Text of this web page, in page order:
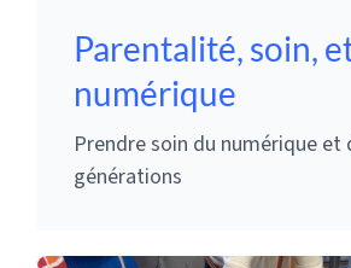
Parentalité, soin,
numérique
Prendre soin du numérique et
générations